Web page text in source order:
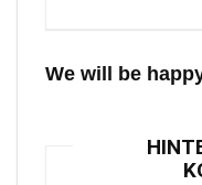
We will be